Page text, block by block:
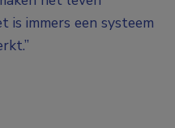
is immers een systeem